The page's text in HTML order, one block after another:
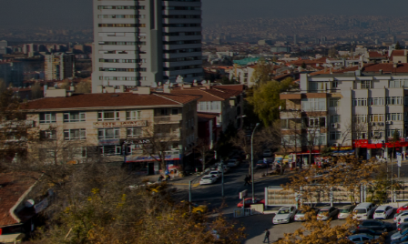
Bu ülkenin geleceğe